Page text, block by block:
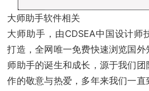
大师助手软件相关
大师助手，由CDSEA中国设计师
打造，全网唯一免费快速浏览国
师助手的诞生和成长，源于我们团
作的敬意与热爱，多年来我们一